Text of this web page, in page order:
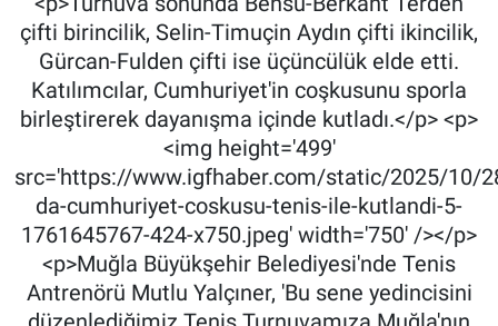
çifti birincilik, Selin-Timuçin Aydın çifti ikincilik,
Gürcan-Fulden çifti ise üçüncülük elde etti.
Katılımcılar, Cumhuriyet'in coşkusunu sporla
birleştirerek dayanışma içinde kutladı.</p> <p>
<img height='499'
src='https://www.igfhaber.com/static/2025/10/
da-cumhuriyet-coskusu-tenis-ile-kutlandi-5-
1761645767-424-x750.jpeg' width='750' /></p>
<p>Muğla Büyükşehir Belediyesi'nde Tenis
Antrenörü Mutlu Yalçıner, 'Bu sene yedincisini